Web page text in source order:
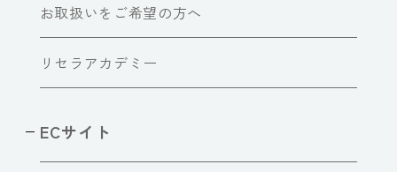
お取扱いをご希望の方へ
リセラアカデミー
ECサイト